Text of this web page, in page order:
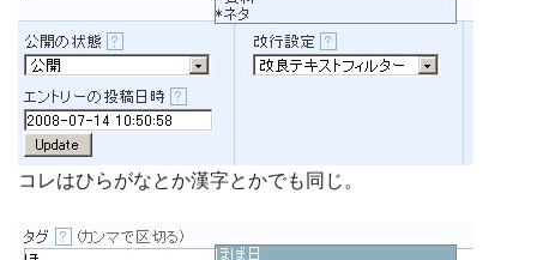
コレはひらがなとか漢字とかでも同じ。